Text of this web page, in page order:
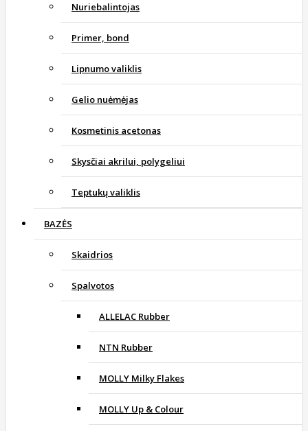
Nuriebalintojas
Primer, bond
Lipnumo valiklis
Gelio nuėmėjas
Kosmetinis acetonas
Skysčiai akrilui, polygeliui
Teptukų valiklis
BAZĖS
Skaidrios
Spalvotos
ALLELAC Rubber
NTN Rubber
MOLLY Milky Flakes
MOLLY Up & Colour